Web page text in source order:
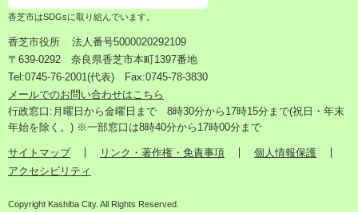
香芝市はSDGsに取り組んでいます。
香芝市役所
法人番号5000020292109
〒639-0292 奈良県香芝市本町1397番地
Tel:0745-76-2001(代表) Fax:0745-78-3830
メールでのお問い合わせはこちら
行政窓口:月曜日から金曜日まで 8時30分から17時15分まで(祝日・年末
年始を除く。) ※一部窓口は8時40分から17時00分まで
サイトマップ リンク・著作権・免責事項
個人情報保護
アクセシビリティ
Copyright Kashiba City. All Rights Reserved.